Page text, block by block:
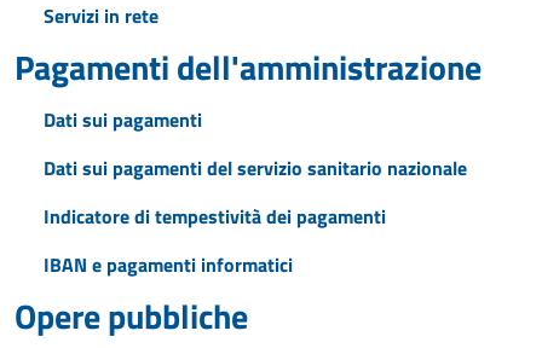
Servizi in rete
Pagamenti dell'amministrazione
Dati sui pagamenti
Dati sui pagamenti del servizio sanitario nazionale
Indicatore di tempestività dei pagamenti
IBAN e pagamenti informatici
Opere pubbliche